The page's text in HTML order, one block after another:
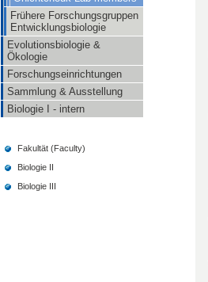
Frühere Forschungsgruppen
Entwicklungsbiologie
Evolutionsbiologie &
Ökologie
Forschungseinrichtungen
Sammlung & Ausstellung
Biologie I - intern
Fakultät (Faculty)
Biologie II
Biologie III